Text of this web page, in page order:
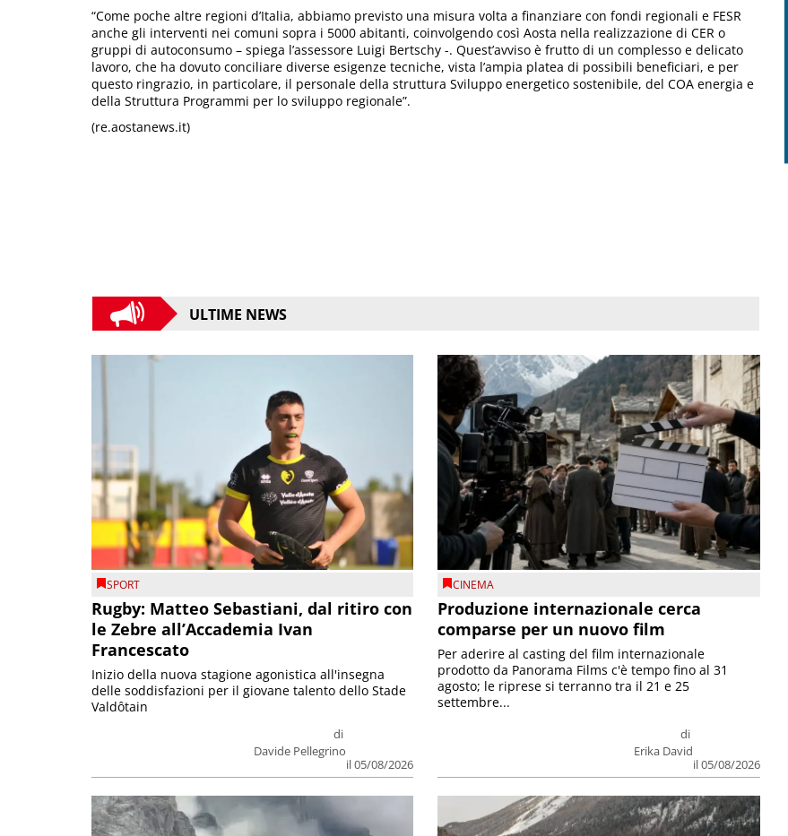
“Come poche altre regioni d’Italia, abbiamo previsto una misura volta a finanziare con fondi regionali e FESR
anche gli interventi nei comuni sopra i 5000 abitanti, coinvolgendo così Aosta nella realizzazione di CER o
gruppi di autoconsumo – spiega l’assessore Luigi Bertschy -. Quest’avviso è frutto di un complesso e delicato
lavoro, che ha dovuto conciliare diverse esigenze tecniche, vista l’ampia platea di possibili beneficiari, e per
questo ringrazio, in particolare, il personale della struttura Sviluppo energetico sostenibile, del COA energia e
della Struttura Programmi per lo sviluppo regionale”.
(re.aostanews.it)
ULTIME NEWS
SPORT
Rugby: Matteo Sebastiani, dal ritiro con
le Zebre all’Accademia Ivan
Francescato
di
Davide Pellegrino
il 05/08/2026
Inizio della nuova stagione agonistica all'insegna
delle soddisfazioni per il giovane talento dello Stade
Valdôtain
CINEMA
Produzione internazionale cerca
comparse per un nuovo film
di
Erika David
il 05/08/2026
Per aderire al casting del film internazionale
prodotto da Panorama Films c'è tempo fino al 31
agosto; le riprese si terranno tra il 21 e 25
settembre...